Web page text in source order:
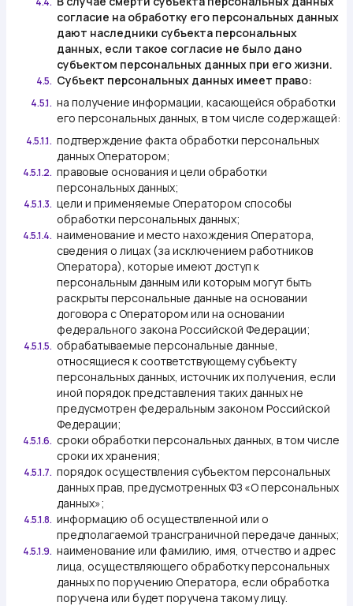
согласие на обработку его персональных данных
дают наследники субъекта персональных
данных, если такое согласие не было дано
субъектом персональных данных при его жизни.
4.5. Субъект персональных данных имеет право:
4.5.1. на получение информации, касающейся обработки
его персональных данных, в том числе содержащей:
4.5.1.1. подтверждение факта обработки персональных
данных Оператором;
4.5.1.2. правовые основания и цели обработки
персональных данных;
4.5.1.3. цели и применяемые Оператором способы
обработки персональных данных;
4.5.1.4. наименование и место нахождения Оператора,
сведения о лицах (за исключением работников
Оператора), которые имеют доступ к
персональным данным или которым могут быть
раскрыты персональные данные на основании
договора с Оператором или на основании
федерального закона Российской Федерации;
4.5.1.5. обрабатываемые персональные данные,
относящиеся к соответствующему субъекту
персональных данных, источник их получения, если
иной порядок представления таких данных не
предусмотрен федеральным законом Российской
Федерации;
4.5.1.6. сроки обработки персональных данных, в том числе
сроки их хранения;
4.5.1.7. порядок осуществления субъектом персональных
данных прав, предусмотренных ФЗ «О персональных
данных»;
4.5.1.8. информацию об осуществленной или о
предполагаемой трансграничной передаче данных;
4.5.1.9. наименование или фамилию, имя, отчество и адрес
лица, осуществляющего обработку персональных
данных по поручению Оператора, если обработка
поручена или будет поручена такому лицу.